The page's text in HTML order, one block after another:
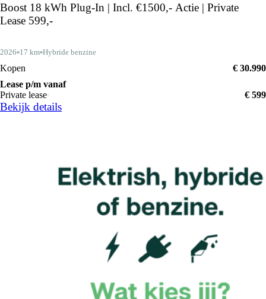
Boost 18 kWh Plug-In | Incl. €1500,- Actie | Private
Lease 599,-
2026 17 km Hybride benzine
Kopen
€ 30.990
Lease p/m vanaf
Private lease
€ 599
Bekijk details